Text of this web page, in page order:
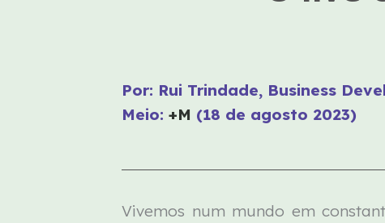
Por: Rui Trindade, Business
Meio:+M (18 de agosto 2023)
Vivemos num mundo em